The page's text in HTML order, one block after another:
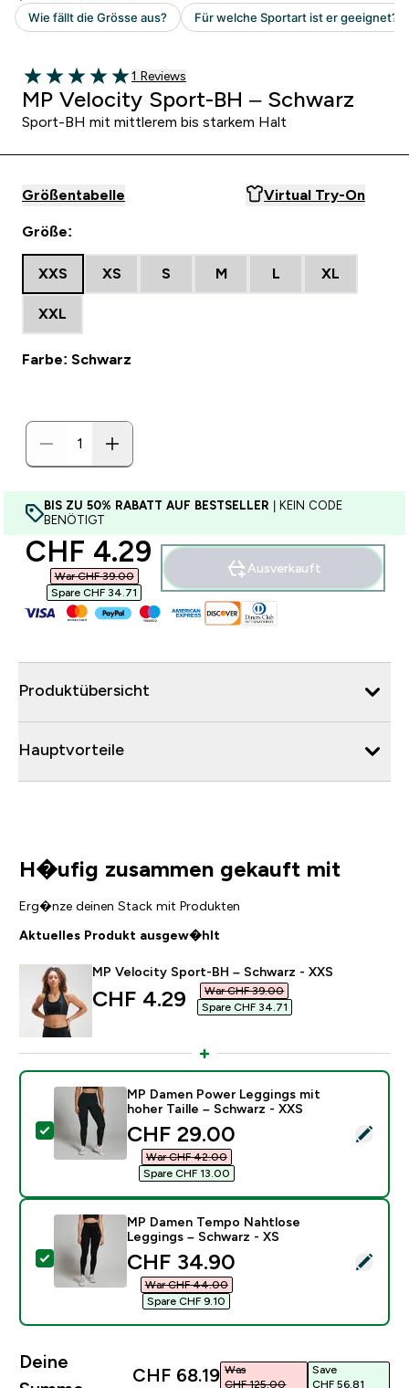
5 out of 5 stars
1 customer reviews
1 Reviews
MP Velocity Sport-BH – Schwarz
Sport-BH mit mittlerem bis starkem Halt
Größentabelle Virtual Try-On
Größe:
XXS XS S M L XL
XXL
Farbe: Schwarz
BIS ZU 50% RABATT AUF BESTSELLER | KEIN CODE
BENÖTIGT
discounted price
CHF 4.29‎
War CHF 39.00‎
Spare CHF 34.71‎
Ausverkauft
Produktübersicht
Hauptvorteile
H�ufig zusammen gekauft mit
Erg�nze deinen Stack mit Produkten
Aktuelles Produkt ausgew�hlt
MP Velocity Sport-BH – Schwarz - XXS
discounted price
CHF 4.29‎
War CHF 39.00‎
Spare CHF 34.71‎
Dieses Produkt ausw�hlen - MP Damen Power
MP Damen Power Leggings mit
hoher Taille – Schwarz - XXS
discounted price
CHF 29.00‎
War CHF 42.00‎
Spare CHF 13.00‎
Dieses Produkt ausw�hlen - MP Damen Tempo
MP Damen Tempo Nahtlose
Leggings – Schwarz - XS
discounted price
CHF 34.90‎
War CHF 44.00‎
Spare CHF 9.10‎
Deine
CHF 68.19‎ Was
CHF 125.00‎
Save
CHF 56.81‎